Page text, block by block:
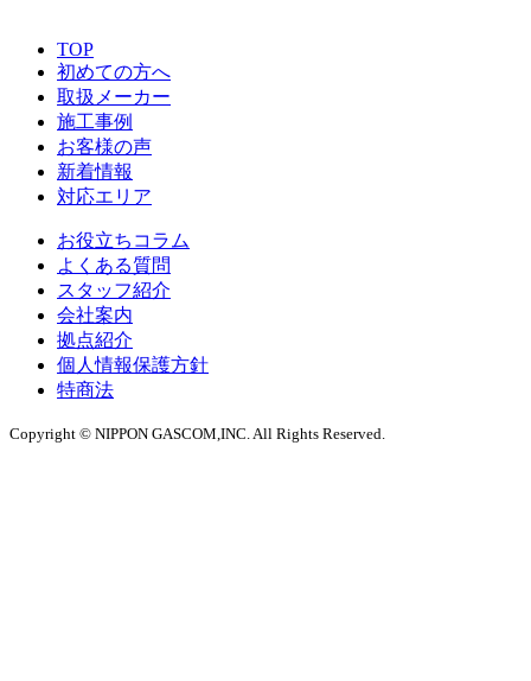
TOP
初めての方へ
取扱メーカー
施工事例
お客様の声
新着情報
対応エリア
お役立ちコラム
よくある質問
スタッフ紹介
会社案内
拠点紹介
個人情報保護方針
特商法
Copyright © NIPPON GASCOM,INC. All Rights Reserved.